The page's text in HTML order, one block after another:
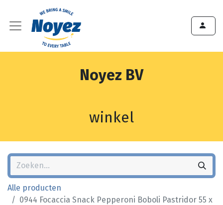
Noyez BV
winkel
Alle producten
0944 Focaccia Snack Pepperoni Boboli Pastridor 55 x